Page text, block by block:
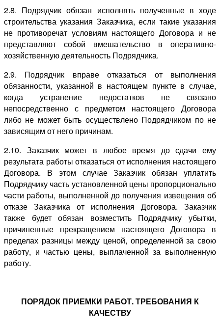
2.8. Подрядчик обязан исполнять полученные в ходе
строительства указания Заказчика, если такие указания
не противоречат условиям настоящего Договора и не
представляют собой вмешательство в оперативно-
хозяйственную деятельность Подрядчика.
2.9. Подрядчик вправе отказаться от выполнения
обязанности, указанной в настоящем пункте в случае,
когда устранение недостатков не связано
непосредственно с предметом настоящего Договора
либо не может быть осуществлено Подрядчиком по не
зависящим от него причинам.
2.10. Заказчик может в любое время до сдачи ему
результата работы отказаться от исполнения настоящего
Договора. В этом случае Заказчик обязан уплатить
Подрядчику часть установленной цены пропорционально
части работы, выполненной до получения извещения об
отказе Заказчика от исполнения Договора. Заказчик
также будет обязан возместить Подрядчику убытки,
причиненные прекращением настоящего Договора в
пределах разницы между ценой, определенной за свою
работу, и частью цены, выплаченной за выполненную
работу.
ПОРЯДОК ПРИЕМКИ РАБОТ. ТРЕБОВАНИЯ К
КАЧЕСТВУ